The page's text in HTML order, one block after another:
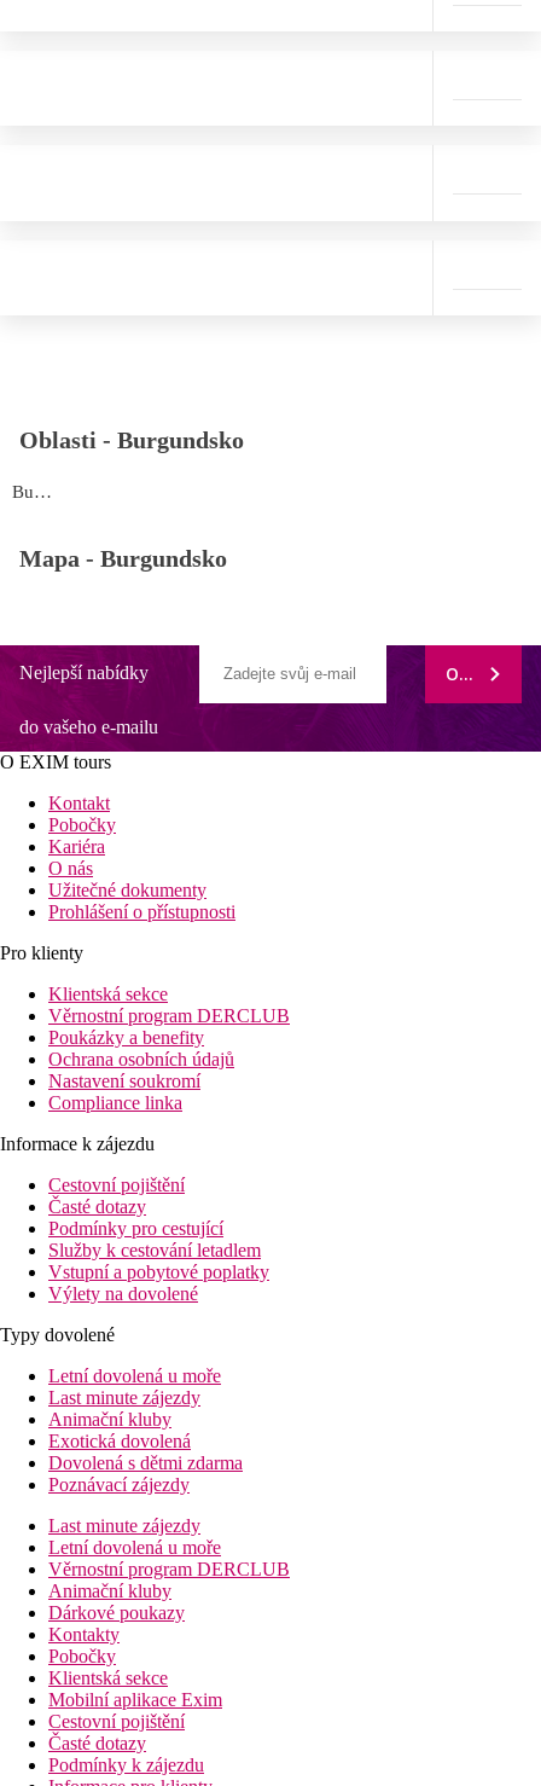
Oblasti - Burgundsko
Burgundsko
Mapa - Burgundsko
Nejlepší nabídky
do vašeho e-mailu
ODEBÍRAT
O EXIM tours
Kontakt
Pobočky
Kariéra
O nás
Užitečné dokumenty
Prohlášení o přístupnosti
Pro klienty
Klientská sekce
Věrnostní program DERCLUB
Poukázky a benefity
Ochrana osobních údajů
Nastavení soukromí
Compliance linka
Informace k zájezdu
Cestovní pojištění
Časté dotazy
Podmínky pro cestující
Služby k cestování letadlem
Vstupní a pobytové poplatky
Výlety na dovolené
Typy dovolené
Letní dovolená u moře
Last minute zájezdy
Animační kluby
Exotická dovolená
Dovolená s dětmi zdarma
Poznávací zájezdy
Last minute zájezdy
Letní dovolená u moře
Věrnostní program DERCLUB
Animační kluby
Dárkové poukazy
Kontakty
Pobočky
Klientská sekce
Mobilní aplikace Exim
Cestovní pojištění
Časté dotazy
Podmínky k zájezdu